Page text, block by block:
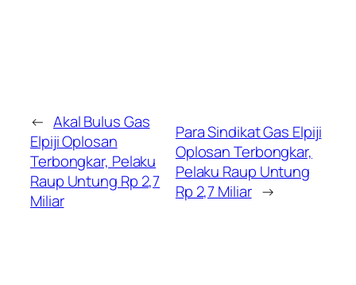
← Akal Bulus Gas
Elpiji Oplosan
Terbongkar, Pelaku
Raup Untung Rp 2,7
Miliar
Para Sindikat Gas Elpiji
Oplosan Terbongkar,
Pelaku Raup Untung
Rp 2,7 Miliar →